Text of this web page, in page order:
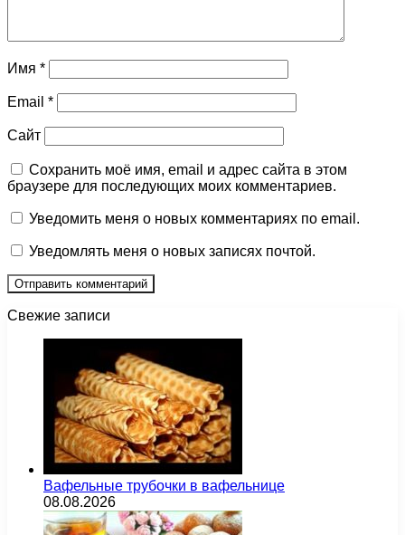
Имя *
Email *
Сайт
Сохранить моё имя, email и адрес сайта в этом
браузере для последующих моих комментариев.
Уведомить меня о новых комментариях по email.
Уведомлять меня о новых записях почтой.
Свежие записи
Вафельные трубочки в вафельнице
08.08.2026